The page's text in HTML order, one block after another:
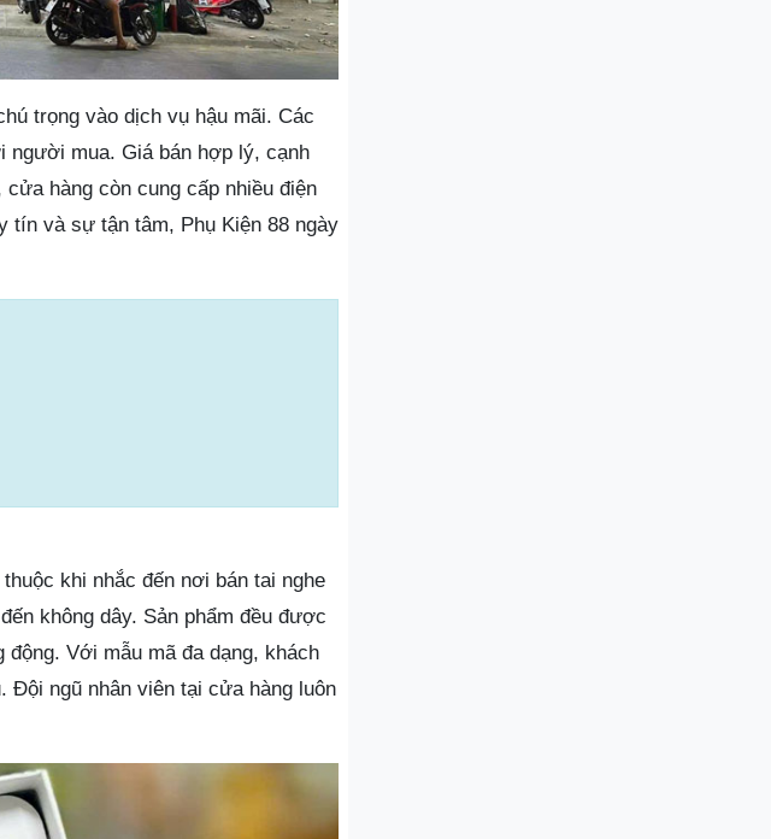
trọng vào dịch vụ hậu mãi. Các
người mua. Giá bán hợp lý, cạnh
hàng còn cung cấp nhiều điện
tín và sự tận tâm, Phụ Kiện 88 ngày
khi nhắc đến nơi bán tai nghe
không dây. Sản phẩm đều được
Với mẫu mã đa dạng, khách
Đội ngũ nhân viên tại cửa hàng luôn